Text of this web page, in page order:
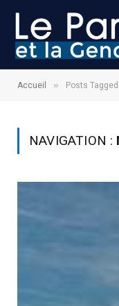
Accueil » Posts
NAVIGATION :